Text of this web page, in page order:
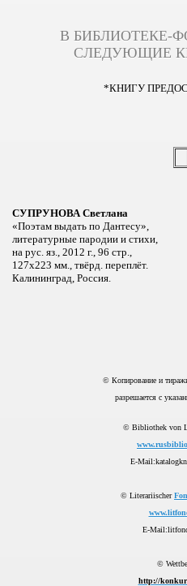
В БИБЛИОТЕКЕ-
СЛЕДУЮЩИЕ
*КНИГУ
СУПРУНОВА Светлана
«Поэтам выдать по Дантесу»,
литературные пародии и стихи,
на рус. яз., 2012 г., 96 стр.,
127x223 мм., твёрд. переплёт.
Калининград, Россия.
© Копирование и
разрешается с
© Bibliothek von
E-
© Literariischer
E-
©
http://